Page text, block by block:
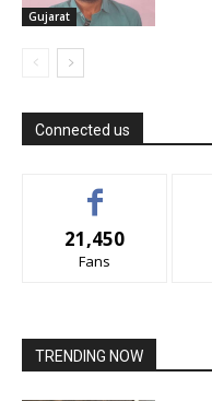
Gujarat
Connected us
21,450
Fans
TRENDING NOW